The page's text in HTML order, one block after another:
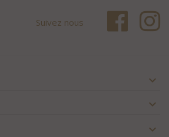
Suivez nous


